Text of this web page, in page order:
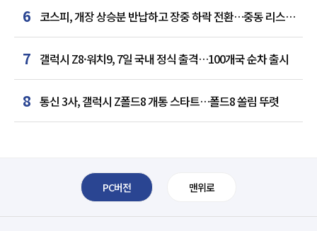
6 코스피, 개장 상승분 반납하고 장중 하락 전환…중동 리스크·
美 경계감
7 갤럭시 Z8·워치9, 7일 국내 정식 출격…100개국 순차 출시
8 통신 3사, 갤럭시 Z폴드8 개통 스타트…폴드8 쏠림 뚜렷
PC버전 맨위로